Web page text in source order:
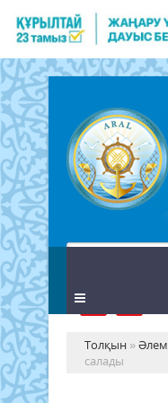
Толқын »Әлем
салады